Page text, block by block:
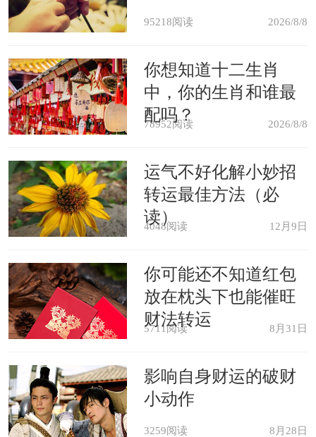
2022年属鸡狗犯太岁是什么意思，
如何化解
2021年属狗刑太岁是什么意思？如
何化解
属狗全年运势如何这一年结婚好不好
95218阅读 2026/8/8
你想知道十二生肖
中，你的生肖和谁最
配吗？
78952阅读 2026/8/8
运气不好化解小妙招
转运最佳方法（必
读）
4048阅读 12月9日
你可能还不知道红包
放在枕头下也能催旺
财法转运
5711阅读 8月31日
影响自身财运的破财
小动作
3259阅读 8月28日